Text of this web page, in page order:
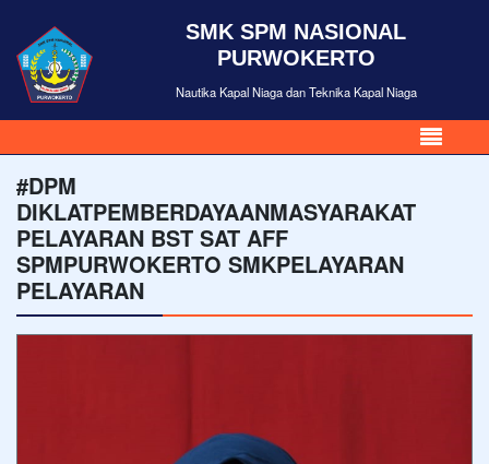
SMK SPM NASIONAL
PURWOKERTO
Nautika Kapal Niaga dan Teknika Kapal Niaga
#DPM
DIKLATPEMBERDAYAANMASYARAKAT
PELAYARAN BST SAT AFF
SPMPURWOKERTO SMKPELAYARAN
PELAYARAN